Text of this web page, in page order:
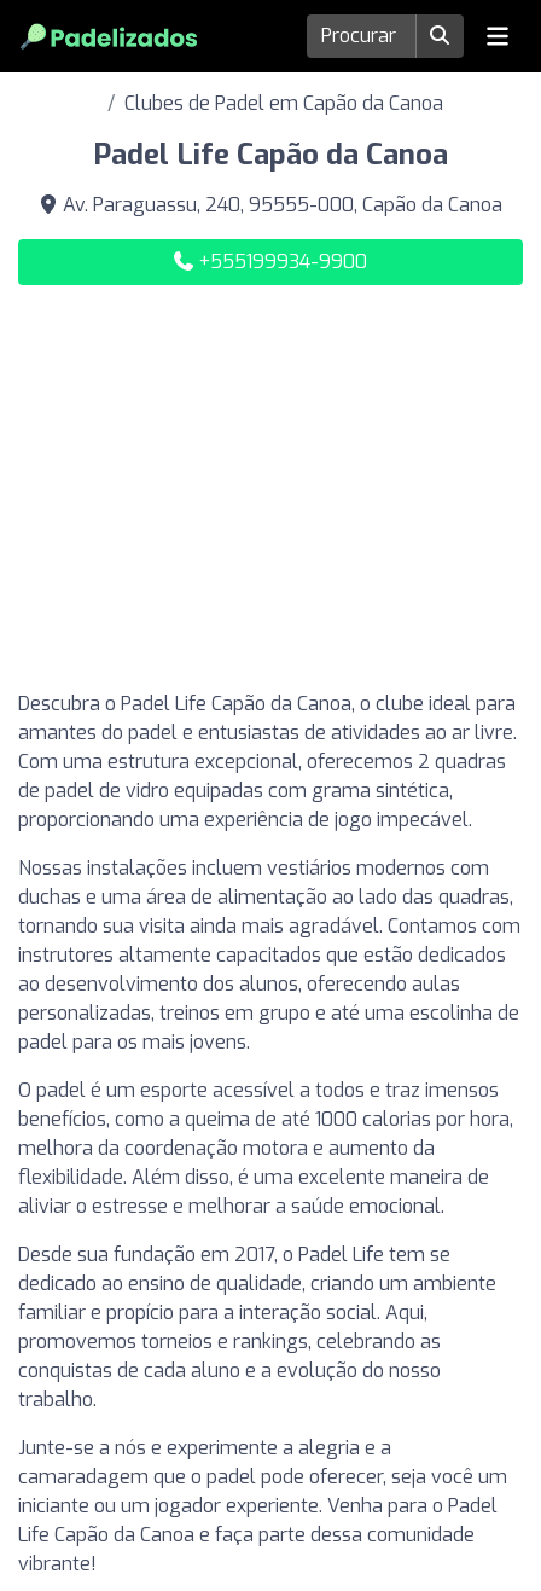
Clubes de Padel em Capão da Canoa
Padel Life Capão da Canoa
Av. Paraguassu, 240, 95555-000, Capão da Canoa
+555199934-9900
Descubra o Padel Life Capão da Canoa, o clube ideal para
amantes do padel e entusiastas de atividades ao ar livre.
Com uma estrutura excepcional, oferecemos 2 quadras
de padel de vidro equipadas com grama sintética,
proporcionando uma experiência de jogo impecável.
Nossas instalações incluem vestiários modernos com
duchas e uma área de alimentação ao lado das quadras,
tornando sua visita ainda mais agradável. Contamos com
instrutores altamente capacitados que estão dedicados
ao desenvolvimento dos alunos, oferecendo aulas
personalizadas, treinos em grupo e até uma escolinha de
padel para os mais jovens.
O padel é um esporte acessível a todos e traz imensos
benefícios, como a queima de até 1000 calorias por hora,
melhora da coordenação motora e aumento da
flexibilidade. Além disso, é uma excelente maneira de
aliviar o estresse e melhorar a saúde emocional.
Desde sua fundação em 2017, o Padel Life tem se
dedicado ao ensino de qualidade, criando um ambiente
familiar e propício para a interação social. Aqui,
promovemos torneios e rankings, celebrando as
conquistas de cada aluno e a evolução do nosso
trabalho.
Junte-se a nós e experimente a alegria e a
camaradagem que o padel pode oferecer, seja você um
iniciante ou um jogador experiente. Venha para o Padel
Life Capão da Canoa e faça parte dessa comunidade
vibrante!